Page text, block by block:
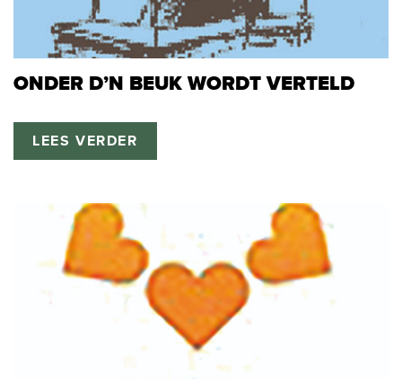
ONDER D’N BEUK WORDT VERTELD
LEES VERDER